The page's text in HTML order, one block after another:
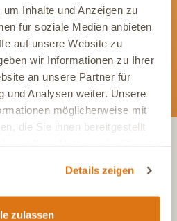
Inhalte und Anzeigen zu
für soziale Medien anbieten
auf unsere Website zu
wir Informationen zu Ihrer
an unsere Partner für
und Analysen weiter. Unsere
möglicherweise mit
die Sie ihnen bereitgestellt
Details zeigen
zulassen
bieten Dir aktuelle News und
Einblicke.